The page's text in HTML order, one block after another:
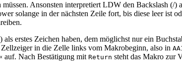
Ansonsten interpretiert LDW den Backslash (/)
solange in der nächsten Zeile fort, bis diese leer ist
erstes Zeichen haben, dem möglichst nur ein
in die Zelle links vom Makrobeginn, also in
auf. Nach Bestätigung mit Return steht das Makro zur